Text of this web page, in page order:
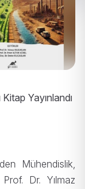
Yayınlandı
Mühendislik,
Dr. Yılmaz